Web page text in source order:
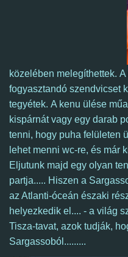
közelében melegíthettek. A
fogyasztandó szendvicset
tegyétek. A kenu ülése
kispárnát vagy egy darab
tenni, hogy puha felületen
lehet menni wc-re, és már
Eljutunk majd egy olyan
partja..... Hiszen a
az Atlanti-óceán északi
helyezkedik el.... - a világ
Tisza-tavat, azok tudják,
Sargassoból.........